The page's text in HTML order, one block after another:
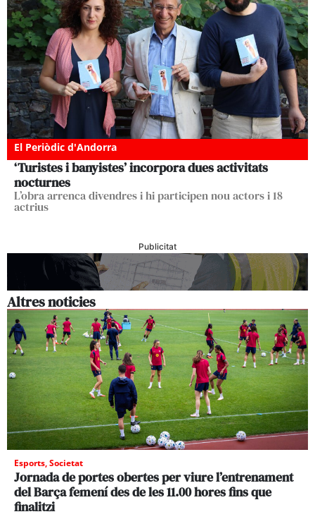
El Periòdic d'Andorra
‘Turistes i banyistes’ incorpora dues activitats
nocturnes
L’obra arrenca divendres i hi participen nou actors i 18
actrius
Publicitat
Altres noticies
Esports,Societat
Jornada de portes obertes per viure l’entrenament
del Barça femení des de les 11.00 hores fins que
finalitzi